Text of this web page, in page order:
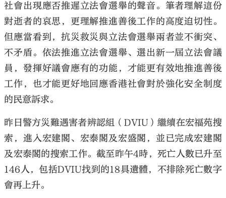
社會出現應否推遲立法會選舉的聲音。筆者理解這份
對逝者的哀思，更理解推進善後工作的高度迫切性。
但應當看到，抗災救災與立法會選舉兩者並不衝突、
不矛盾。依法推進立法會選舉、選出新一屆立法會議
員，發揮好議會應有的功能，才能更有效地推進善後
工作，也才能更好地回應香港社會對於強化安全制度
的民意訴求。
昨日警方災難遇害者辨認組（DVIU）繼續在宏福苑搜
索，進入宏建閣、宏泰閣及宏盛閣，並已完成宏建閣
及宏泰閣的搜索工作。截至昨午4時，死亡人數已升至
146人，包括DVIU找到的18具遺體，不排除死亡數字
會再上升。